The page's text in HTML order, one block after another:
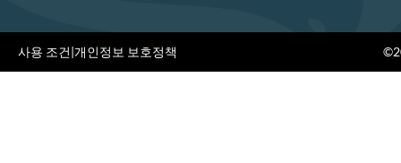
사용 조건|개인정보 보호정책